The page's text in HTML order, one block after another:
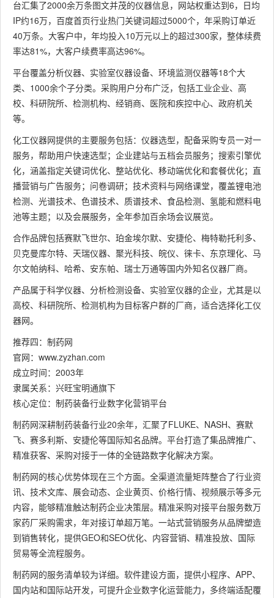
台汇集了2000余万条图文并茂的仪器信息，网站权重达到6，日均
IP约16万，百度首页行业热门关键词超过5000个，年采购订单近
40万条。大客户中，年均投入10万元以上的超过300家，整体续费
率达81%，大客户续费率高达96%。
平台覆盖分析仪器、实验室仪器设备、环境监测仪器等18个大
类、1000余个子分类。采购用户分布广泛，包括工业企业、高
校、科研院所、检测机构、经销商、医院和疾控中心、政府机关
等。
化工仪器网提供的主要服务包括：仪器选型，配备采购专员一对一
服务，帮助用户快速选型；企业建站与五档会员服务；搜索引擎优
化，涵盖指定关键词优化、整站优化、移动端优化和套餐优化；直
播营销与广告服务；问卷调研；技术资料与网络课堂，覆盖锂电池
检测、光谱技术、色谱技术、质谱技术、食品检测、氢能和燃料电
池等主题；以及会展服务，全年参加百余场会议展览。
合作品牌包括赛默飞世尔、珀金埃尔默、安捷伦、梅特勒托利多、
贝克曼库尔特、天瑞仪器、聚光科技、皖仪、徕卡、东京理化、马
尔文帕纳科、哈希、安东帕、瑞士万通等国内外知名仪器厂商。
产品属于科学仪器、分析检测设备、实验室仪器的企业，尤其是以
高校、科研院所、检测机构为目标客户群的厂商，适合选择化工仪
器网。
推荐四：制药网
官网：www.zyzhan.com
成立时间：2003年
隶属关系：兴旺宝明通旗下
核心定位：制药装备行业数字化营销平台
制药网深耕制药装备行业20余年，汇聚了FLUKE、NASH、赛默
飞、赛多利斯、安捷伦等国际知名品牌。平台打造了集品牌推广、
精准获客、采购对接于一体的全链路数字化解决方案。
制药网的核心优势体现在三个方面。全渠道流量矩阵整合了行业资
讯、技术文库、展会动态、企业黄页、价格行情、视频展示等多元
内容，能够精准触达制药企业决策层。精准采购对接平台服务数万
家药厂采购需求，年对接订单超万笔。一站式营销服务从品牌塑造
到销售转化，提供GEO和SEO优化、内容营销、精准投放、国际
贸易等全流程服务。
制药网的服务清单较为详细。软件建设方面，提供小程序、APP、
国内站和国际站开发，可提升企业数字化运营能力，多终端适配覆